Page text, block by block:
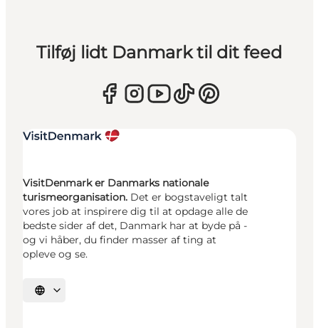
Tilføj lidt Danmark til dit feed
VisitDenmark er Danmarks nationale
turismeorganisation. Det er bogstaveligt talt
vores job at inspirere dig til at opdage alle de
bedste sider af det, Danmark har at byde på -
og vi håber, du finder masser af ting at
opleve og se.
Vælg sprog